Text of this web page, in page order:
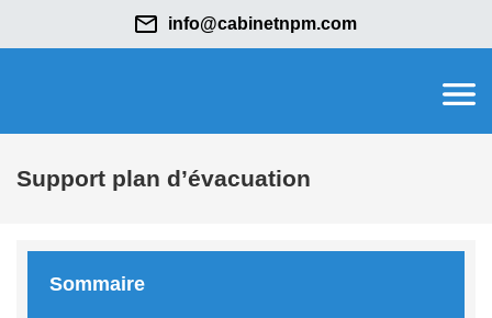
info@cabinetnpm.com
Support plan d’évacuation
Sommaire